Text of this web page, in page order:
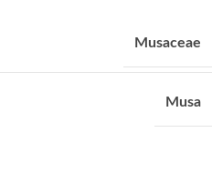
Musaceae
Musa